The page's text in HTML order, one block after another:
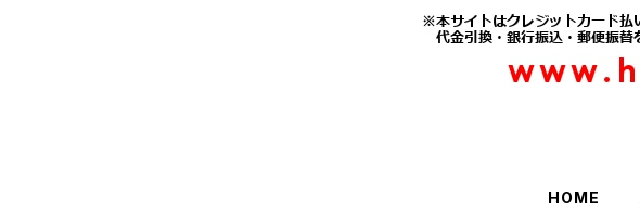
HOME